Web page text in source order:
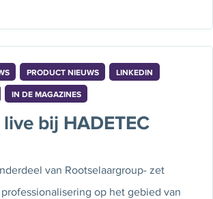
PRODUCT NIEUWS LINKEDIN
IN DE MAGAZINES
live bij HADETEC
van Rootselaargroup- zet
professionalisering op het gebied van